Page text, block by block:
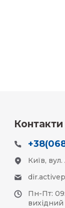
Контакти
Київ,
Пн-Пт:
вихідний